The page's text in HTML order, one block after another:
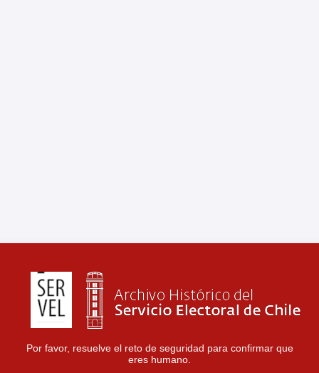
Por favor, resuelve el reto de seguridad para confirmar que
eres humano.